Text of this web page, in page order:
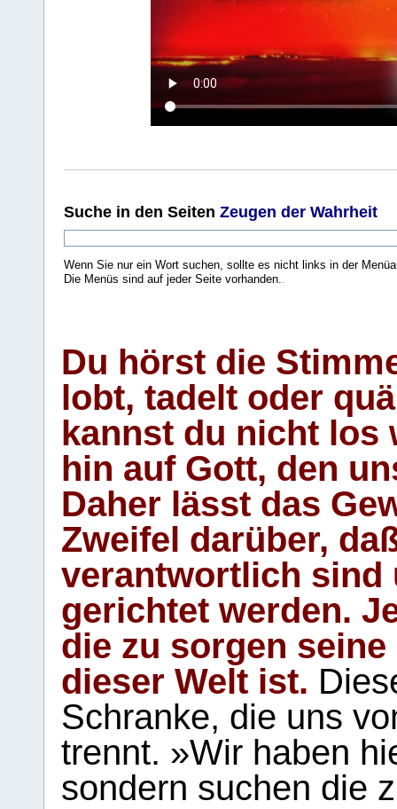
Suche in den Seiten Zeugen der Wahrheit
Wenn Sie nur ein Wort suchen, sollte es nicht links in der
Die Menüs sind auf jeder Seite vorhanden..
Du hörst die
lobt, tadelt oder
kannst du nicht los
hin auf Gott, den
Daher lässt das
Zweifel darüber,
verantwortlich sind
gerichtet werden.
die zu sorgen
dieser Welt ist.
Schranke, die uns
trennt. »Wir haben
sondern suchen die